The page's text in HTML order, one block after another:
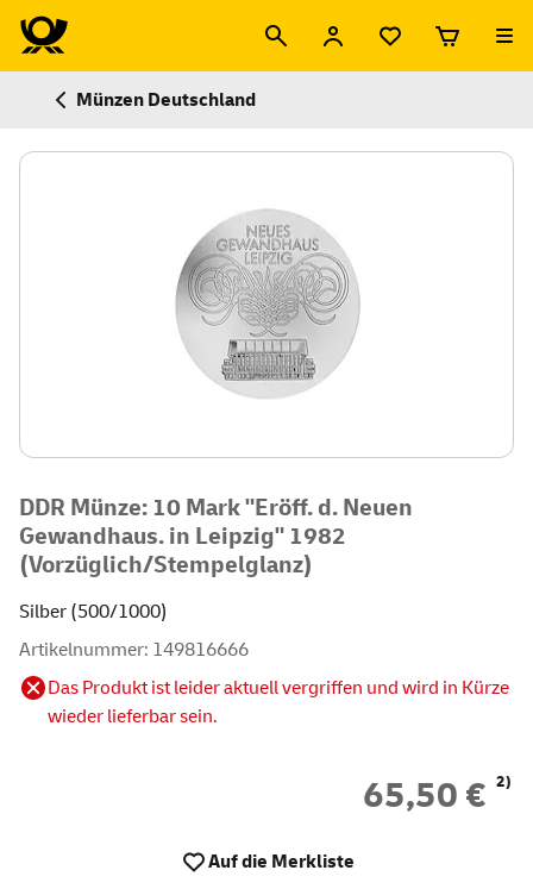
Münzen Deutschland
DDR Münze: 10 Mark "Eröff. d. Neuen
Gewandhaus. in Leipzig" 1982
(Vorzüglich/Stempelglanz)
Silber (500/1000)
Artikelnummer: 149816666
Das Produkt ist leider aktuell vergriffen und wird in Kürze
wieder lieferbar sein.
65,50 € 2)
Auf die Merkliste